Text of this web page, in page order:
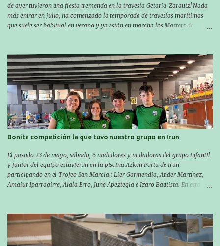
de ayer tuvieron una fiesta tremenda en la travesía Getaria-Zarautz! Nada
más entrar en julio, ha comenzado la temporada de travesías marítimas
que suele ser habitual en verano y ya están en marcha los Masters de
próxima cita. Para empezar, el 13 de julio, Manu Santos participó en la
XXXVIII. Travesía a nado de Ondarroa y recorrió una distancia de 1600
metros en 28 minutos y 30 segundos. Al día siguiente, Manu Santos y su
compañero Asier Gorostegi participaron en la V. San Antón Bira. En esta
travesía se realiza un recorrido desde la playa de Gaztetape hasta la playa
de Malkorbe, pero debido al estado del mar de aquel día, la organización
decidió hacerlo en el interior de la bahía de la playa de Malkorbe. Así,
Asier completó el recorrido en 29 minutos y 30 segundos, c...
Bonita competición la que tuvo nuestro grupo en Irun
El pasado 23 de mayo, sábado, 6 nadadores y nadadoras del grupo infantil
y junior del equipo estuvieron en la piscina Azken Portu de Irun
participando en el Trofeo San Marcial: Lier Garmendia, Ander Martínez,
Amaiur Iparragirre, Aiala Erro, June Apeztegia e Izaro Bautista. En esta
marcas. A pesar de no conseguir marca, pasaron una tarde muy buena y
sirvió para reforzar su experiencia. La mayoría ya ha terminado la
temporada, pero seguiremos trabajando con quienes están en la recta final,
trabajando para que cada uno consiga sus objetivos personales. BRNPWR!